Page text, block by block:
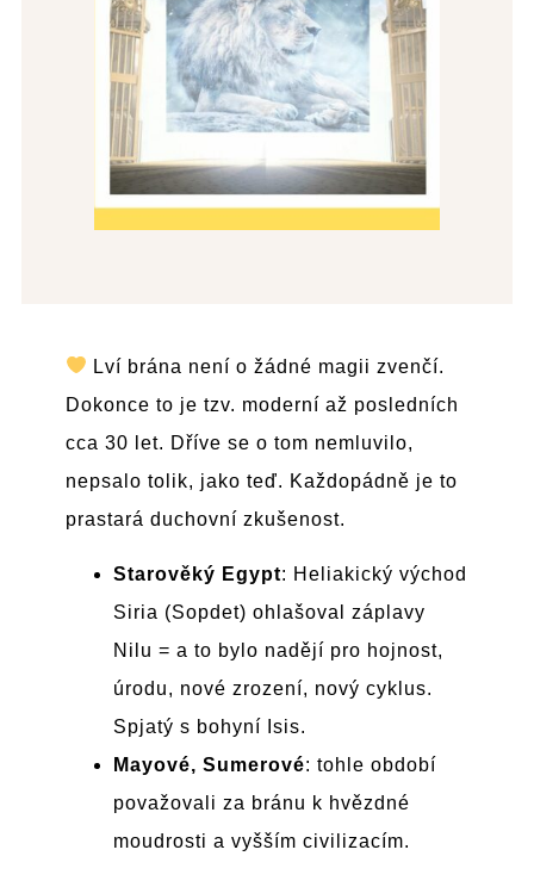
Lví brána není o žádné magii zvenčí.
Dokonce to je tzv. moderní až posledních
cca 30 let. Dříve se o tom nemluvilo,
nepsalo tolik, jako teď. Každopádně je to
prastará duchovní zkušenost.
Starověký Egypt: Heliakický východ
Siria (Sopdet) ohlašoval záplavy
Nilu = a to bylo nadějí pro hojnost,
úrodu, nové zrození, nový cyklus.
Spjatý s bohyní Isis.
Mayové, Sumerové: tohle období
považovali za bránu k hvězdné
moudrosti a vyšším civilizacím.